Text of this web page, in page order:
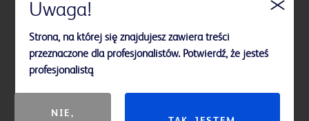
Uwaga!
Strona, na której się znajdujesz zawiera treści
przeznaczone dla profesjonalistów. Potwierdź, że jesteś
profesjonalistą
NIE,